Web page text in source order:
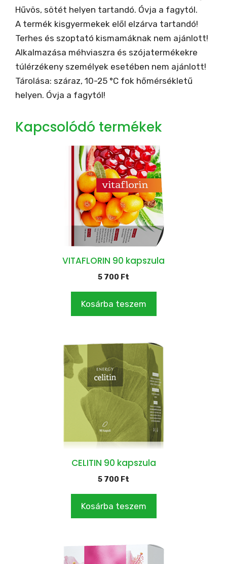
Hűvös, sötét helyen tartandó. Óvja a fagytól.
A termék kisgyermekek elől elzárva tartandó!
Terhes és szoptató kismamáknak nem ajánlott!
Alkalmazása méhviaszra és szójatermékekre
túlérzékeny személyek esetében nem ajánlott!
Tárolása: száraz, 10-25 °C fok hőmérsékletű
helyen. Óvja a fagytól!
Kapcsolódó termékek
VITAFLORIN 90 kapszula
5 700 Ft
Kosárba teszem
CELITIN 90 kapszula
5 700 Ft
Kosárba teszem